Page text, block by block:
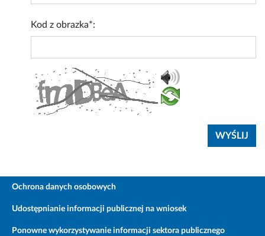
Kod z obrazka*:
Ochrona danych osobowych
Udostępnianie informacji publicznej na wniosek
Ponowne wykorzystywanie informacji sektora publicznego